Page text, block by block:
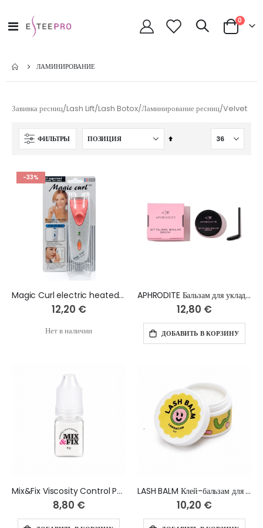
Toggle
Nav
Cart
0
ЛАМИНИРОВАНИЕ
Завивка ресниц/Lash Lift/Lash Botox/Ламинирование ресниц/Velvet
ФИЛЬТРЫ
Сортируется
-33%
Magic Curl electric heated eyelash curler
12,20 €
Нет в наличии
APHRODITE Бальзам для укладки бровей 20г
12,80 €
ДОБАВИТЬ В КОРЗИНУ
Mix&Fix Viscosity Control Powder 3 g
8,80 €
LASH BALM Клей-бальзам для ламинирования ресниц 12 г
10,20 €